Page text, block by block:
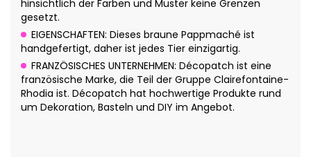
hinsichtlich der Farben und Muster keine Grenzen
gesetzt.
EIGENSCHAFTEN: Dieses braune Pappmaché ist
handgefertigt, daher ist jedes Tier einzigartig.
FRANZÖSISCHES UNTERNEHMEN: Décopatch ist eine
französische Marke, die Teil der Gruppe Clairefontaine-
Rhodia ist. Décopatch hat hochwertige Produkte rund
um Dekoration, Basteln und DIY im Angebot.